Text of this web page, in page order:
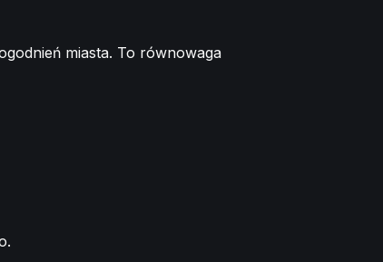
miasta. To równowaga